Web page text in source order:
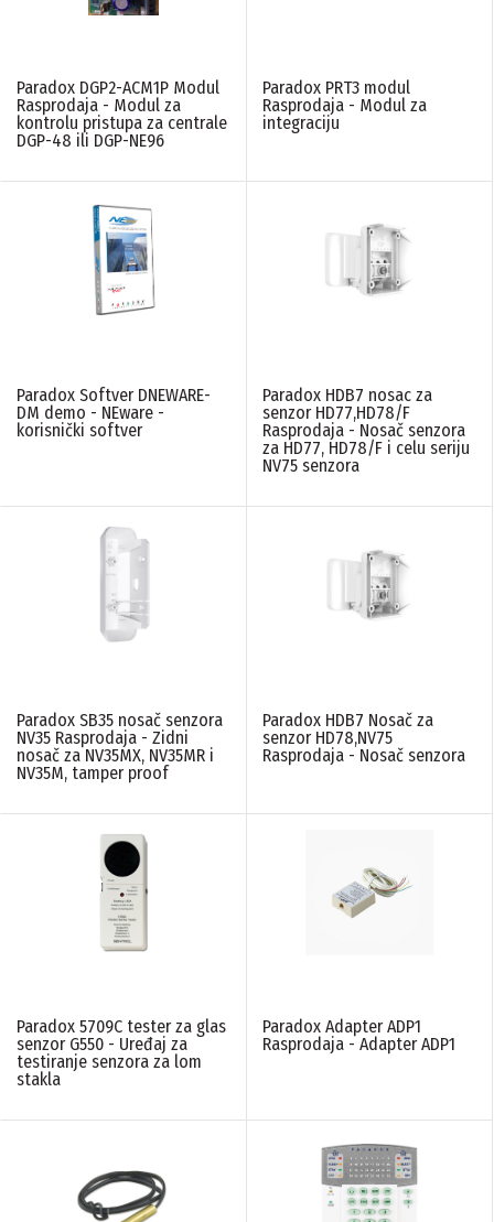
Paradox DGP2-ACM1P Modul
Rasprodaja - Modul za
kontrolu pristupa za centrale
DGP-48 ili DGP-NE96
Paradox PRT3 modul
Rasprodaja - Modul za
integraciju
Paradox Softver DNEWARE-
DM demo - NEware -
korisnički softver
Paradox HDB7 nosac za
senzor HD77,HD78/F
Rasprodaja - Nosač senzora
za HD77, HD78/F i celu seriju
NV75 senzora
Paradox SB35 nosač senzora
NV35 Rasprodaja - Zidni
nosač za NV35MX, NV35MR i
NV35M, tamper proof
Paradox HDB7 Nosač za
senzor HD78,NV75
Rasprodaja - Nosač senzora
Paradox 5709C tester za glas
senzor G550 - Uređaj za
testiranje senzora za lom
stakla
Paradox Adapter ADP1
Rasprodaja - Adapter ADP1